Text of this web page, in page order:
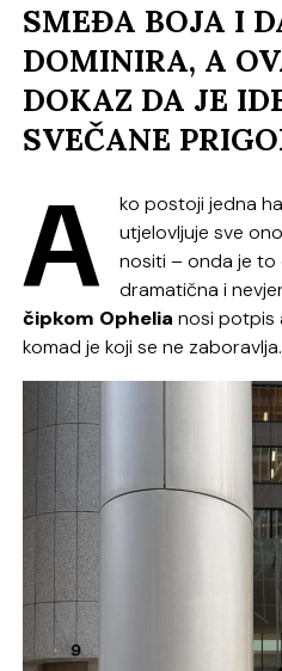
SMEĐA BOJA I
DOMINIRA, A
DOKAZ DA JE
SVEČANE
A
ko postoji jedna
utjelovljuje sve
nositi – onda je to
dramatična i
čipkom Ophelia nosi potpis
komad je koji se ne zaboravlja.